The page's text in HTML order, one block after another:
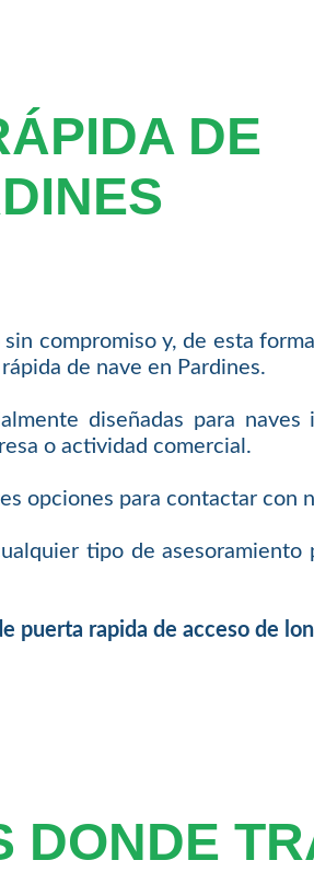
DE
compromiso y, de esta
de nave en Pardines.
diseñadas para
o actividad comercial.
opciones para contactar con
tipo de
puerta rapida de acceso de
DONDE